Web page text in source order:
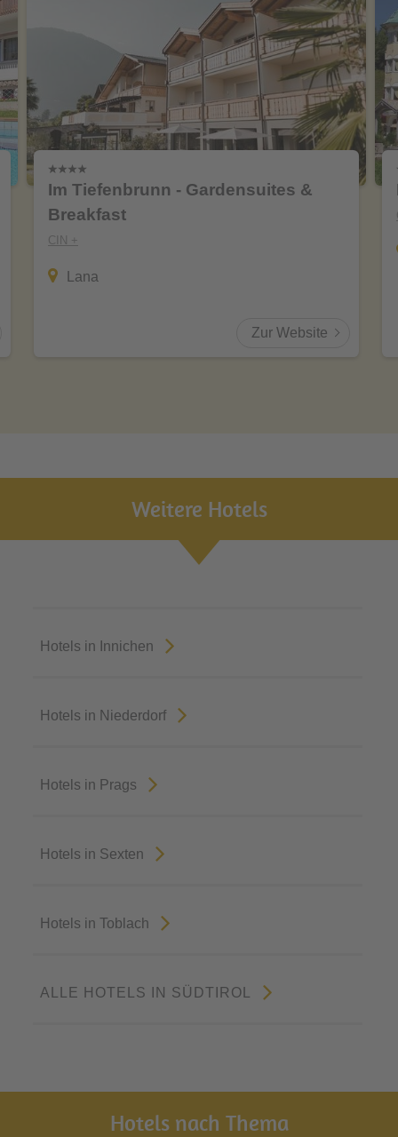
Im Tiefenbrunn - Gardensuites &
Breakfast
CIN +
Lana
Zur Website
Weitere Hotels
Hotels in Innichen
Hotels in Niederdorf
Hotels in Prags
Hotels in Sexten
Hotels in Toblach
ALLE HOTELS IN SÜDTIROL
Hotels nach Thema